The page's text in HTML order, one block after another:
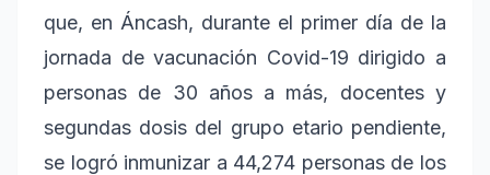
que, en Áncash, durante el primer día de la
jornada de vacunación Covid-19 dirigido a
personas de 30 años a más, docentes y
segundas dosis del grupo etario pendiente,
se logró inmunizar a 44,274 personas de los